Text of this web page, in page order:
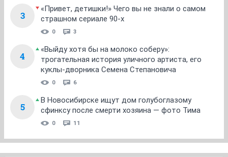
3
«Привет, детишки!» Чего вы не знали о самом
страшном сериале 90-х
0 3
4
«Выйду хотя бы на молоко соберу»:
трогательная история уличного артиста, его
куклы-дворника Семена Степановича
0 6
5
В Новосибирске ищут дом голубоглазому
сфинксу после смерти хозяина — фото Тима
0 11